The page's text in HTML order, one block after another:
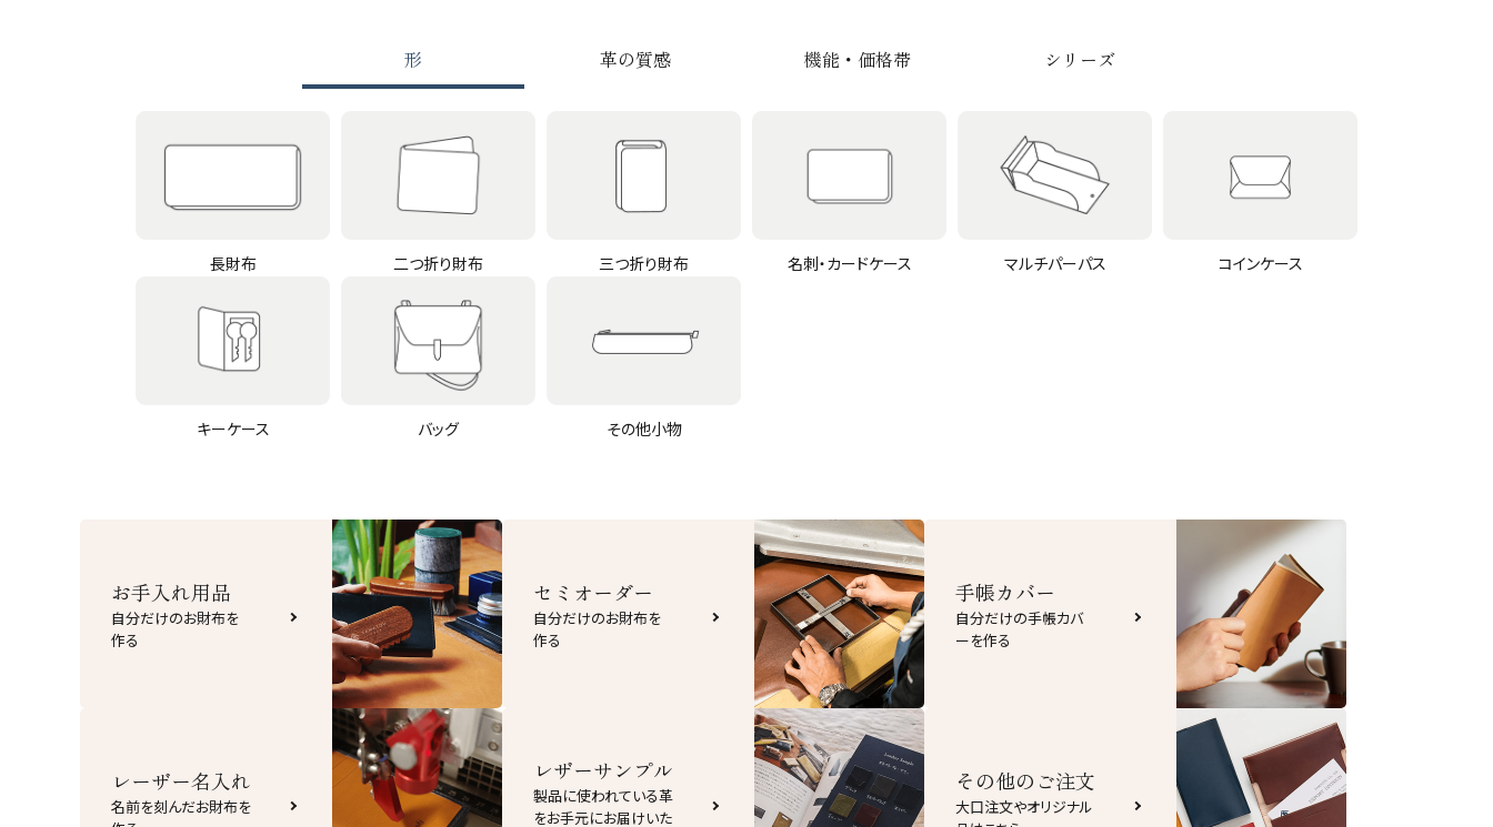
形 革の質感 機能・価格帯 シリーズ
長財布 二つ折り財布 三つ折り財布 名刺・カードケース マルチパーパス コインケース
キーケース バッグ その他小物
お手入れ用品
自分だけのお財布を
作る
セミオーダー
自分だけのお財布を
作る
手帳カバー
自分だけの手帳カバ
ーを作る
レーザー名入れ
名前を刻んだお財布を
レザーサンプル
製品に使われている革
をお手元にお届けいた
その他のご注文
大口注文やオリジナル